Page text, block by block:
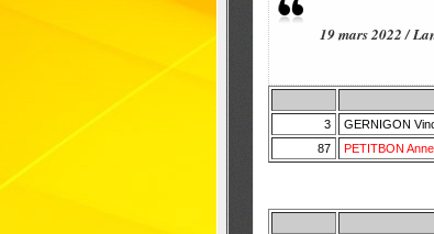
19 mars 2022 /
3
GERNIGON
87
PETITBON Anne